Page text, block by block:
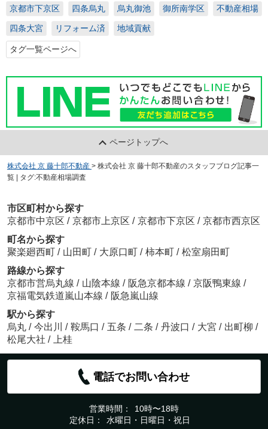
京都市下京区 四条烏丸 烏丸御池 御所南学区 不動産相場
四条大宮 リフォーム済 地域貢献
タグ一覧ページへ
ページトップへ
株式会社 京 藤十郎不動産 > 株式会社 京 藤十郎不動産のスタッフブログ記事一
覧 | タグ:不動産相場調査
市区町村から探す
京都市中京区 / 京都市上京区 / 京都市下京区 / 京都市西京区
町名から探す
聚楽廻西町 / 山田町 / 大原口町 / 柿本町 / 松室扇田町
路線から探す
京都市営烏丸線 / 山陰本線 / 阪急京都本線 / 京阪鴨東線 /
京福電気鉄道嵐山本線 / 阪急嵐山線
駅から探す
烏丸 / 今出川 / 鞍馬口 / 五条 / 二条 / 丹波口 / 大宮 / 出町柳 /
松尾大社 / 上桂
電話でお問い合わせ
営業時間：
10時〜18時
定休日：
水曜日・日曜日・祝日